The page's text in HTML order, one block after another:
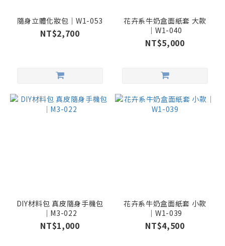
隨身立體化妝包｜W1-053
NT$2,700
花卉系牛奶盒面紙套 大款
｜W1-040
NT$5,000
DIY材料包 真皮隨身手機包
｜M3-022
NT$1,000
花卉系牛奶盒面紙套 小款
｜W1-039
NT$4,500